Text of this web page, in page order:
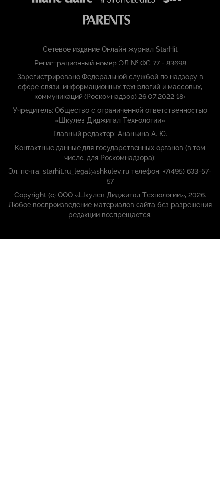
Сетевое издание Онлайн журнал StarHit
Регистрационный номер ЭЛ № ФС 77 - 83698
Зарегистрировано Федеральной службой по надзору в
сфере связи, информационных технологий и массовых,
коммуникаций (Роскомнадзор) 26.07.2022 18+
Учредитель: Общество с ограниченной ответственностью
«Шкулёв Диджитал Технологии»
Главный редактор: Ананьина А. Ю.
Контактные данные для государственных органов (в том
числе, для Роскомнадзора):
Эл. почта: starhit.ru_legal@shkulev.ru телефон: +7(495) 633-57-
57
Copyright (с) ООО «Шкулёв Диджитал Технологии», 2026.
Любое воспроизведение материалов сайта без разрешения
редакции воспрещается.